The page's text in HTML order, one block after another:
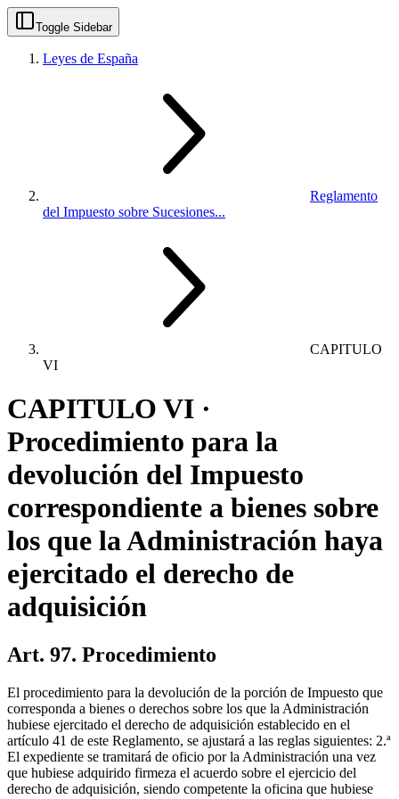
Toggle Sidebar
Leyes de España
Reglamento
del Impuesto sobre Sucesiones...
CAPITULO
VI
CAPITULO VI ·
Procedimiento para la
devolución del Impuesto
correspondiente a bienes sobre
los que la Administración haya
ejercitado el derecho de
adquisición
Art. 97. Procedimiento
El procedimiento para la devolución de la porción de Impuesto que
corresponda a bienes o derechos sobre los que la Administración
hubiese ejercitado el derecho de adquisición establecido en el
artículo 41 de este Reglamento, se ajustará a las reglas siguientes: 2.ª
El expediente se tramitará de oficio por la Administración una vez
que hubiese adquirido firmeza el acuerdo sobre el ejercicio del
derecho de adquisición, siendo competente la oficina que hubiese